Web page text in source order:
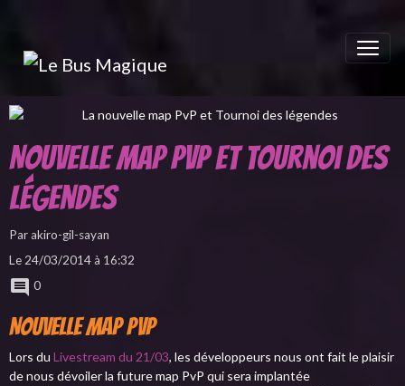
Nouvelle map PvP et Tournoi des
légendes
Parakiro-gil-sayan
Le 24/03/2014à 16:32
0
Nouvelle Map PvP
Lors du Livestream du 21/03, les développeurs nous ont fait le plaisir
de nous dévoiler la future map PvP qui sera implantée